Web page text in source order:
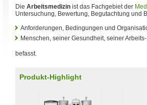
Die Arbeitsmedizin ist das Fachgebiet der
Untersuchung, Bewertung, Begutachtung und
Anforderungen, Bedingungen und
Menschen, seiner Gesundheit, seiner
befasst.
Produkt-Highlight